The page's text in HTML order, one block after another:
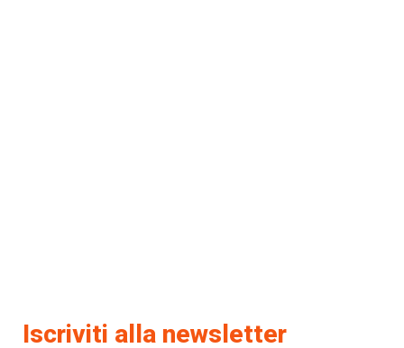
Iscriviti alla newsletter